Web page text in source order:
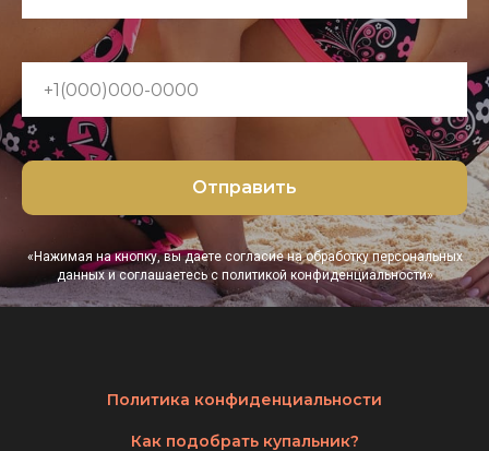
Отправить
«Нажимая на кнопку, вы даете согласие на обработку персональных
данных и соглашаетесь c политикой конфиденциальности»
Политика конфиденциальности
Как подобрать купальник?